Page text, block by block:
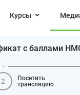
Курсы
с баллами
2
Посетить
трансляцию